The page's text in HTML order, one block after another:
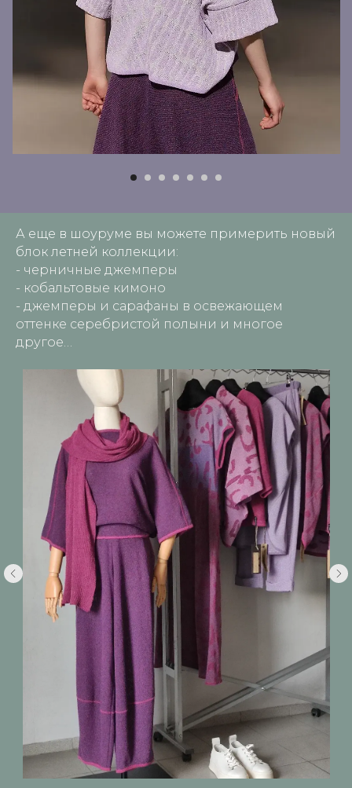
А еще в шоуруме вы можете примерить новый
блок летней коллекции:
- черничные джемперы
- кобальтовые кимоно
- джемперы и сарафаны в освежающем
оттенке серебристой полыни и многое
другое…